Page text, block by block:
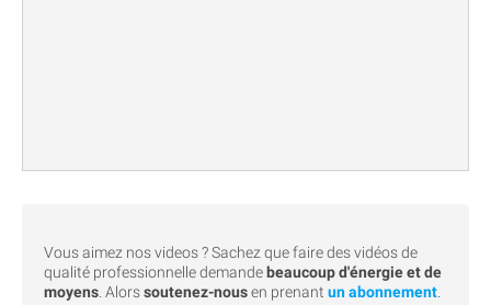
Vous aimez nos videos ? Sachez que faire des vidéos de
qualité professionnelle demande beaucoup d'énergie et de
moyens. Alorssoutenez-nousen prenant un abonnement.